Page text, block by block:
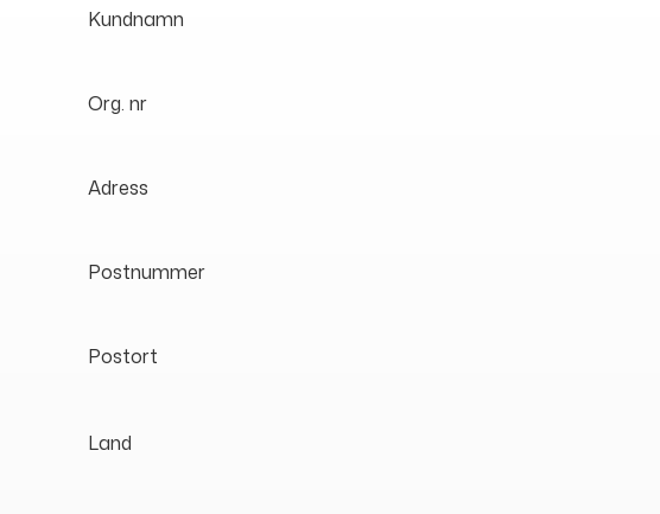
Kundnamn
Org. nr
Adress
Postnummer
Postort
Land